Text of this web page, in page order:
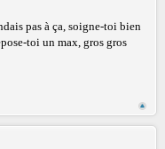
pas à ça, soigne-toi bien
toi un max, gros gros